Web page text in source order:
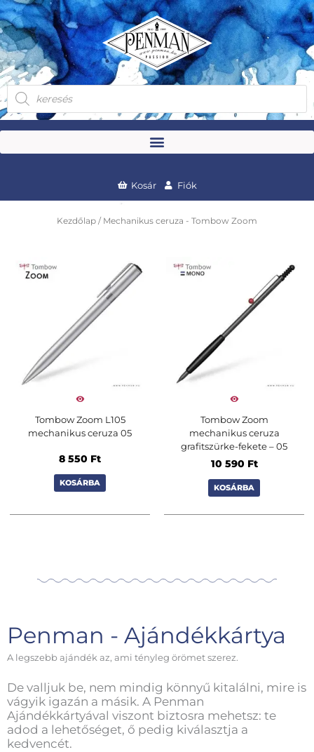
Skip
to
content
Products
search
Kosár Fiók
Kezdőlap / Mechanikus ceruza - Tombow Zoom
Tombow Zoom L105
mechanikus ceruza 05
8 550 Ft
KOSÁRBA
Tombow Zoom
mechanikus ceruza
grafitszürke-fekete – 05
10 590 Ft
KOSÁRBA
Penman - Ajándékkártya
A legszebb ajándék az, ami tényleg örömet szerez.
De valljuk be, nem mindig könnyű kitalálni, mire is
vágyik igazán a másik. A Penman
Ajándékkártyával viszont biztosra mehetsz: te
adod a lehetőséget, ő pedig kiválasztja a
kedvencét.